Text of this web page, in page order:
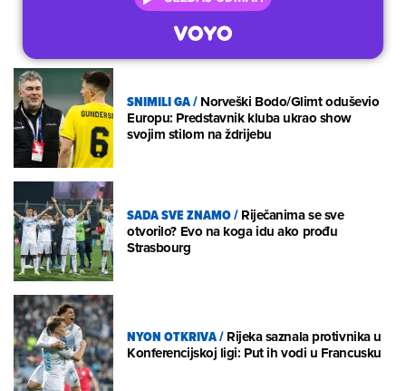
SNIMILI GA/Norveški Bodo/Glimt oduševio
Europu: Predstavnik kluba ukrao show
svojim stilom na ždrijebu
SADA SVE ZNAMO/Riječanima se sve
otvorilo? Evo na koga idu ako prođu
Strasbourg
NYON OTKRIVA/Rijeka saznala protivnika u
Konferencijskoj ligi: Put ih vodi u Francusku